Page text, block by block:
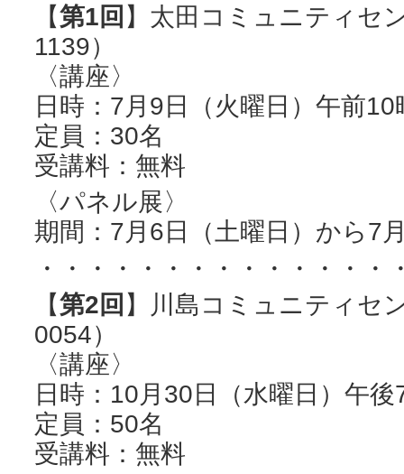
【第1回 】太田コミュニティセ
1139）
〈講座〉
日時：7月9日（火曜日）午前
定員：30名
受講料：無料
〈パネル展〉
期間：7月6日（土曜日）から7
・・・・・・・・・・・・・
【第2回 】川島コミュニティセ
0054）
〈講座〉
日時：10月30日（水曜日）午
定員：50名
受講料：無料